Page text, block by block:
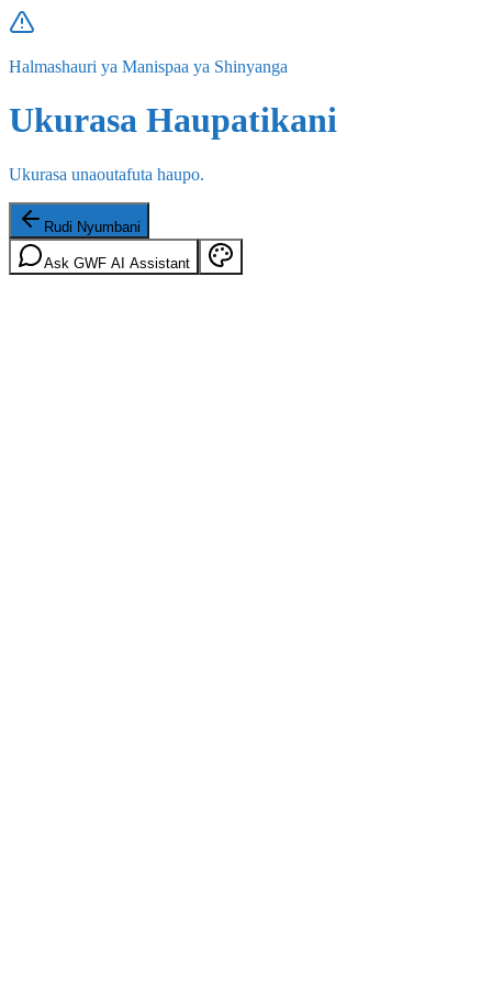
Halmashauri ya Manispaa ya Shinyanga
Ukurasa Haupatikani
Ukurasa unaoutafuta haupo.
Rudi Nyumbani
Ask GWF AI Assistant